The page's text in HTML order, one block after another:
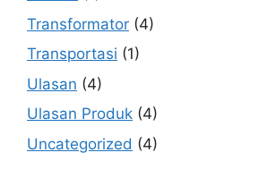
Transformator (4)
Transportasi (1)
Ulasan (4)
Ulasan Produk (4)
Uncategorized (4)